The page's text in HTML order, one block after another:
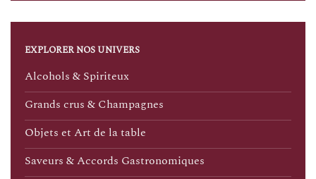
EXPLORER NOS UNIVERS
Alcohols & Spiriteux
Grands crus & Champagnes
Objets et Art de la table
Saveurs & Accords Gastronomiques